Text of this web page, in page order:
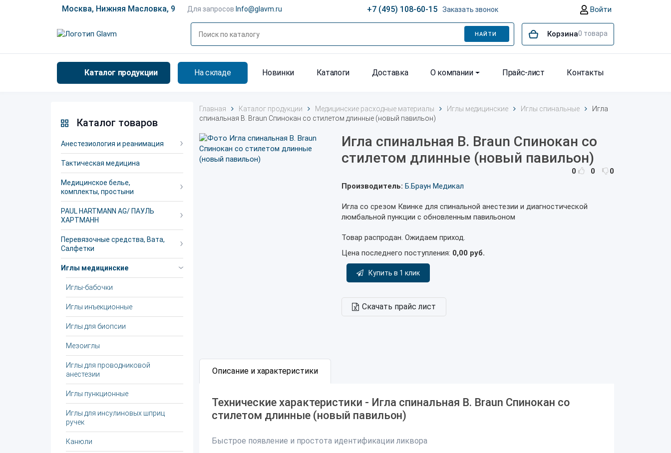
Москва, Нижняя Масловка, 9 Для запросов Info@glavm.ru +7 (495) 108-60-15 Заказать звонок Войти
НАЙТИ Корзина0 товара
Каталог продукции На складе Новинки Каталоги Доставка О компании Прайс-лист Контакты
Каталог товаров
Анестезиология и реанимация
Тактическая медицина
Медицинское белье,
комплекты, простыни
PAUL HARTMANN AG/ ПАУЛЬ
ХАРТМАНН
Перевязочные средства, Вата,
Салфетки
Иглы медицинские
Иглы-бабочки
Иглы инъекционные
Иглы для биопсии
Мезоиглы
Иглы для проводниковой
анестезии
Иглы пункционные
Иглы для инсулиновых шприц
ручек
Канюли
Главная Каталог продукции Медицинские расходные материалы Иглы медицинские Иглы спинальные
Игла
спинальная B. Braun Спинокан со стилетом длинные (новый павильон)
Игла спинальная B. Braun Спинокан со
стилетом длинные (новый павильон)
0 0
0
Производитель: Б.Браун Медикал
Игла со срезом Квинке для спинальной анестезии и диагностической
люмбальной пункции с обновленным павильоном
Товар распродан. Ожидаем приход.
Цена последнего поступления: 0,00 руб.
Купить в 1 клик
Скачать прайс лист
Описание и характеристики
Технические характеристики - Игла спинальная B. Braun Спинокан со
стилетом длинные (новый павильон)
Быстрое появление и простота идентификации ликвора